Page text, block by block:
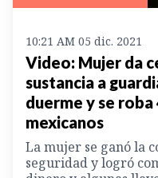
10:21 AM 05 dic. 2021
Video: Mujer da
sustancia a
duerme y se
mexicanos
La mujer se ganó la
seguridad y logró